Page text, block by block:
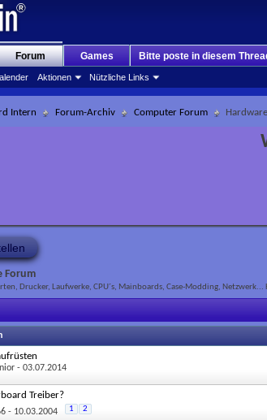
Forum
Aktionen Nützliche Links
Games Bitte poste in diesem
Intern Forum-Archiv Computer Forum
Forum
Drucker, Laufwerke, CPU´s, Mainboards, Case-Modding,
- 03.07.2014
Treiber?
- 10.03.2004 1 2